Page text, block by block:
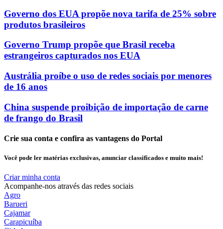
Governo dos EUA propõe nova tarifa de 25% sobre
produtos brasileiros
Governo Trump propõe que Brasil receba
estrangeiros capturados nos EUA
Austrália proíbe o uso de redes sociais por menores
de 16 anos
China suspende proibição de importação de carne
de frango do Brasil
Crie sua conta e confira as vantagens do Portal
Você pode ler matérias exclusivas, anunciar classificados e muito mais!
Criar minha conta
Acompanhe-nos através das redes sociais
Agro
Barueri
Cajamar
Carapicuíba